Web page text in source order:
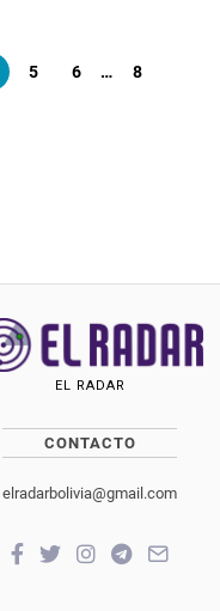
5 6 …
8
EL RADAR
CONTACTO
elradarbolivia@gmail.com